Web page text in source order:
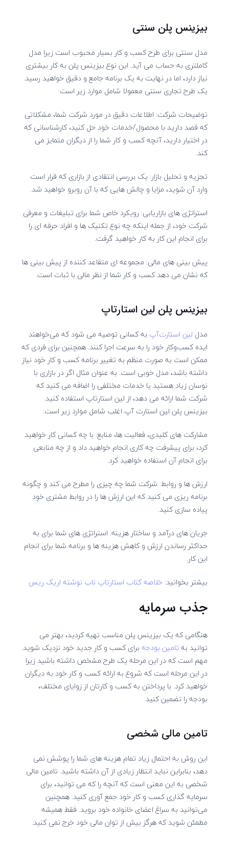
بیزینس پلن سنتی
مدل سنتی برای طرح کسب و کار بسیار محبوب است زیرا مدل
کاملتری به حساب می آید. این نوع بیزینس پلن به کار بیشتری
نیاز دارد، اما در نهایت به یک برنامه جامع و دقیق خواهید رسید.
یک طرح تجاری سنتی معمولا شامل موارد زیر است:
توضیحات شرکت: اطلاعات دقیق در مورد شرکت شما، مشکلاتی
که قصد دارید با محصول/خدمات خود حل کنید، کارشناسانی که
در اختیار دارید، آنچه کسب و کار شما را از دیگران متمایز می
کند.
تجزیه و تحلیل بازار: یک بررسی انتقادی از بازاری که قرار است
وارد آن شوید، مزایا و چالش هایی که با آن روبرو خواهید شد.
استراتژی های بازاریابی: رویکرد خاص شما برای تبلیغات و معرفی
شرکت خود، از جمله اینکه چه نوع تکنیک ها و افراد حرفه ای را
برای انجام این کار به کار خواهید گرفت.
پیش بینی های مالی: مجموعه ای متقاعد کننده از پیش بینی ها
که نشان می دهد کسب و کار شما از نظر مالی با ثبات است.
بیزینس پلن لین استارتاپ
مدل لین استارت‌آپ به کسانی توصیه می شود که می‌خواهند
ایده کسب‌وکار خود را به سرعت اجرا کنند. همچنین برای فردی که
ممکن است به صورت منظم به تغییر برنامه کسب و کار خود نیاز
داشته باشد، مدل خوبی است. به عنوان مثال اگر در بازاری با
نوسان زیاد هستید یا خدمات مختلفی را اضافه می کنید که
شرکت شما ارائه می دهد، از لین استارتاپ استفاده کنید.
بیزینس پلن لین استارت آپ اغلب شامل موارد زیر است:
مشارکت های کلیدی، فعالیت ها، منابع: با چه کسانی کار خواهید
کرد، برای پیشرفت چه کاری انجام خواهید داد و از چه منابعی
برای انجام آن استفاده خواهید کرد.
ارزش ها و روابط: شرکت شما چه چیزی را مطرح می کند و چگونه
برنامه ریزی می کنید که این ارزش ها را در روابط مشتری خود
پیاده سازی کنید.
جریان های درآمد و ساختار هزینه: استراتژی های شما برای به
حداکثر رساندن ارزش و کاهش هزینه ها و برنامه شما برای انجام
این کار.
بیشتر بخوانید: خلاصه کتاب استارتاپ ناب نوشته اریک ریس
جذب سرمایه
هنگامی که یک بیزینس پلن مناسب تهیه کردید، بهتر می
توانید به تامین بودجه برای کسب و کار جدید خود نزدیک شوید.
مهم است که در این مرحله یک طرح مشخص داشته باشید زیرا
در این مرحله است که شروع به ارائه کسب و کار خود به دیگران
خواهید کرد. با پرداختن به کسب و کارتان از زوایای مختلف،
بودجه را تضمین کنید.
تامین مالی شخصی
این روش به احتمال زیاد تمام هزینه های شما را پوشش نمی
دهد، بنابراین نباید انتظار زیادی از آن داشته باشید. تامین مالی
شخصی به این معنی است که آنچه را که می توانید، برای
سرمایه گذاری کسب و کار خود جمع آوری کنید. همچنین
می‌توانید به سراغ اعضای خانواده خود بروید. فقط همیشه
مطمئن شوید که هرگز بیش از توان مالی خود خرج نمی کنید.